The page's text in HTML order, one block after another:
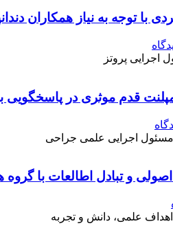
با توجه به نیاز همکاران
اجرایی پروتز
قدم موثری در
مسئول اجرایی علمی جراحی
اصولی و تبادل اطالعات با
علمی، دانش و تجربه